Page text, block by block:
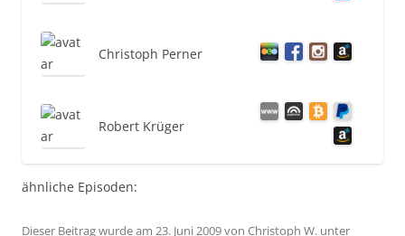
Christoph Perner
Robert Krüger
ähnliche Episoden:
Dieser Beitrag wurde am 23. Juni 2009von Christoph W. unter